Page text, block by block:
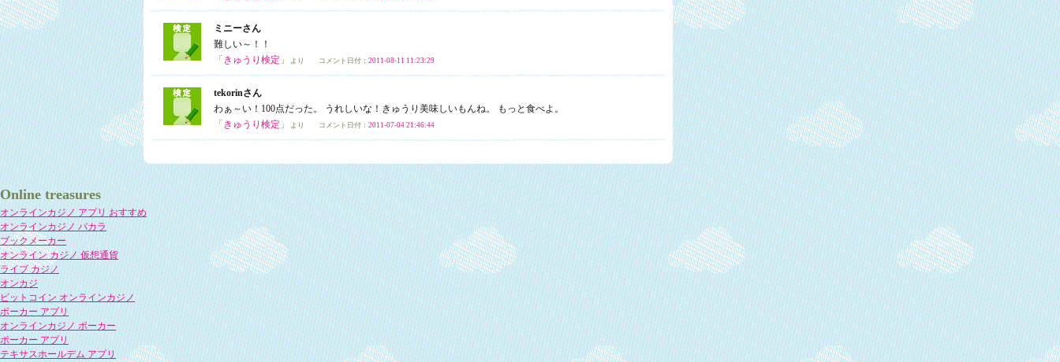
ミニーさん
難しい～！！
「 きゅうり検定 」 より コメント日付： 2011-08-11 11:23:29
tekorinさん
わぁ～い！100点だった。 うれしいな！きゅうり美味しいもんね。 もっと食べよ。
「 きゅうり検定 」 より コメント日付： 2011-07-04 21:46:44
Online treasures
オンラインカジノ アプリ おすすめ
オンラインカジノ バカラ
ブックメーカー
オンライン カジノ 仮想通貨
ライブ カジノ
オンカジ
ビットコイン オンラインカジノ
ポーカー アプリ
オンラインカジノ ポーカー
ポーカー アプリ
テキサスホールデム アプリ